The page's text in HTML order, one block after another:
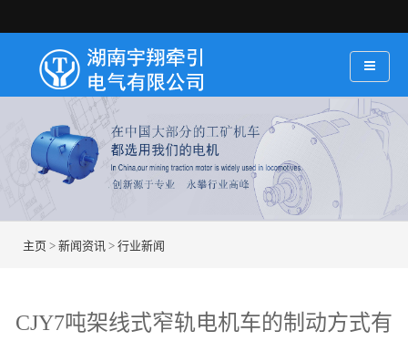
主页 > 新闻资讯 > 行业新闻
CJY7吨架线式窄轨电机车的制动方式有